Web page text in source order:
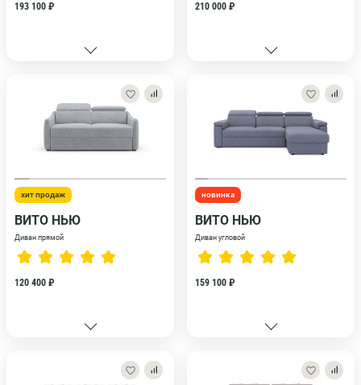
193 100 ₽ 210 000 ₽
хит продаж
ВИТО НЬЮ
Диван прямой
120 400 ₽
новинка
ВИТО НЬЮ
Диван угловой
159 100 ₽